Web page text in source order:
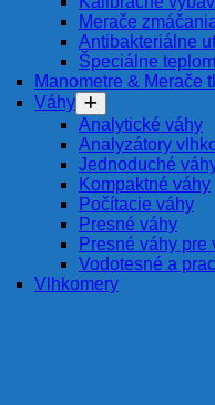
Merače
Antibakteriálne
Špeciálne
Manometre & Merače
Váhy
Analytické váhy
Analyzátory
Jednoduché
Kompaktné váhy
Počítacie váhy
Presné váhy
Presné váhy pre
Vodotesné a
Vlhkomery